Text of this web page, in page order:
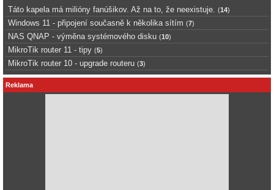
Táto kapela má milióny fanúšikov. Až na to, že neexistuje. (14)
Windows 11 - připojení současně k několika sítím (7)
NAS QNAP - výměna systémového disku (10)
MikroTik router 11 - tipy (5)
MikroTik router 10 - upgrade routeru (3)
Reklama